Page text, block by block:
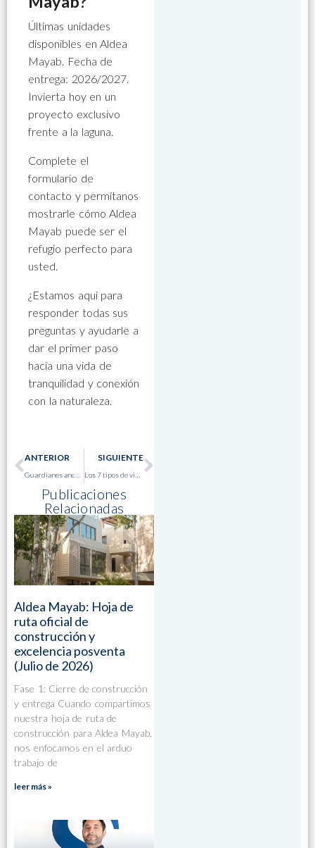
Últimas unidades
disponibles en Aldea
Mayab. Fecha de
entrega: 2026/2027.
Invierta hoy en un
proyecto exclusivo
frente a la laguna.
Complete el
formulario de
contacto y permítanos
mostrarle cómo Aldea
Mayab puede ser el
refugio perfecto para
usted.
¿Estamos aquí para
responder todas sus
preguntas y ayudarle a
dar el primer paso
hacia una vida de
tranquilidad y conexión
con la naturaleza.
ANTERIOR SIGUIENTE
Publicaciones
Relacionadas
Aldea Mayab: Hoja de
ruta oficial de
construcción y
excelencia posventa
(Julio de 2026)
Fase 1: Cierre de construcción
y entrega Cuando compartimos
nuestra hoja de ruta de
construcción para Aldea Mayab,
nos enfocamos en el arduo
trabajo de
leer más »